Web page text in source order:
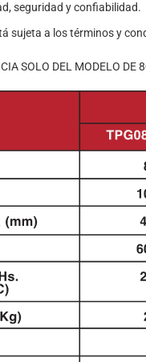
seguridad y confiabilidad.
sujeta a los términos y
SOLO DEL MODELO DE